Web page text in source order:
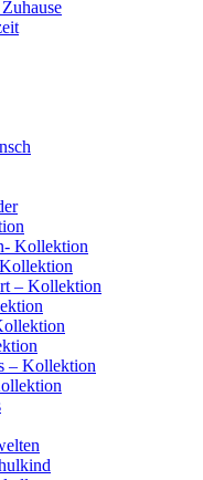
Kollektion
– Kollektion
– Kollektion